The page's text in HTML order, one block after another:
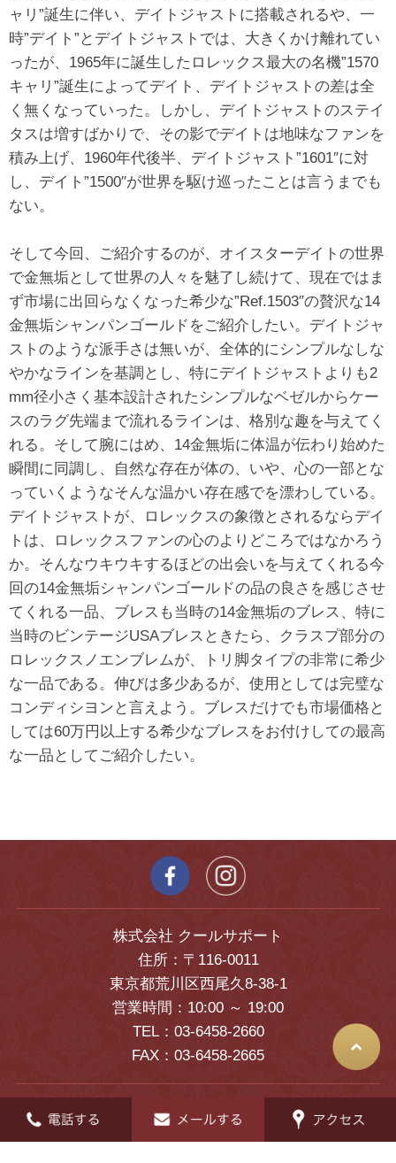
ャリ”誕生に伴い、デイトジャストに搭載されるや、一
時”デイト”とデイトジャストでは、大きくかけ離れてい
ったが、1965年に誕生したロレックス最大の名機”1570
キャリ”誕生によってデイト、デイトジャストの差は全
く無くなっていった。しかし、デイトジャストのステイ
タスは増すばかりで、その影でデイトは地味なファンを
積み上げ、1960年代後半、デイトジャスト”1601″に対
し、デイト”1500″が世界を駆け巡ったことは言うまでも
ない。
そして今回、ご紹介するのが、オイスターデイトの世界
で金無垢として世界の人々を魅了し続けて、現在ではま
ず市場に出回らなくなった希少な”Ref.1503″の贅沢な14
金無垢シャンパンゴールドをご紹介したい。デイトジャ
ストのような派手さは無いが、全体的にシンプルなしな
やかなラインを基調とし、特にデイトジャストよりも2
mm径小さく基本設計されたシンプルなベゼルからケー
スのラグ先端まで流れるラインは、格別な趣を与えてく
れる。そして腕にはめ、14金無垢に体温が伝わり始めた
瞬間に同調し、自然な存在が体の、いや、心の一部とな
っていくようなそんな温かい存在感でを漂わしている。
デイトジャストが、ロレックスの象徴とされるならデイ
トは、ロレックスファンの心のよりどころではなかろう
か。そんなウキウキするほどの出会いを与えてくれる今
回の14金無垢シャンパンゴールドの品の良さを感じさせ
てくれる一品、ブレスも当時の14金無垢のブレス、特に
当時のビンテージUSAブレスときたら、クラスプ部分の
ロレックスノエンブレムが、トリ脚タイプの非常に希少
な一品である。伸びは多少あるが、使用としては完璧な
コンディシヨンと言えよう。ブレスだけでも市場価格と
しては60万円以上する希少なブレスをお付けしての最高
な一品としてご紹介したい。
株式会社 クールサポート
住所：〒116-0011
東京都荒川区西尾久8-38-1
営業時間：10:00 ～ 19:00
TEL：03-6458-2660
FAX：03-6458-2665
© 2026 クールオークション All Rights Reserved.